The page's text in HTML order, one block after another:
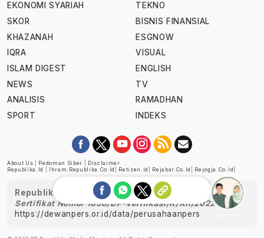
EKONOMI SYARIAH
SKOR
KHAZANAH
IQRA
ISLAM DIGEST
NEWS
ANALISIS
SPORT
TEKNO
BISNIS FINANSIAL
ESGNOW
VISUAL
ENGLISH
TV
RAMADHAN
INDEKS
About Us Pedoman Siber
Disclaimer
Republika.id
Ihram.republika.co.id Retizen.id Rejabar.co.id Rejogja.co.id
Republika telah diverifikasi oleh Dewan Pers
Sertifikat Nomor 1058/DP-Verifikasi/K/XII/2022
https://dewanpers.or.id/data/perusahaanpers